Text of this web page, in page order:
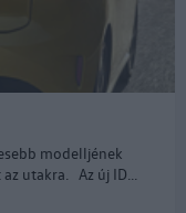
modelljének
utakra. Az új ID...